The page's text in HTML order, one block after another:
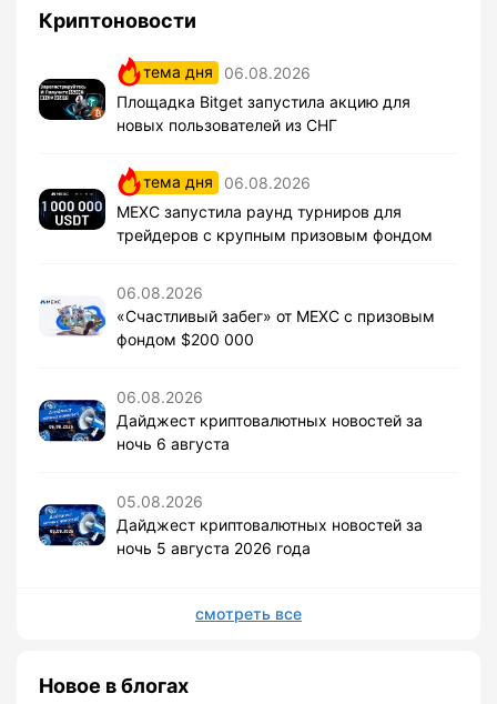
Криптоновости
тема дня
06.08.2026
Площадка Bitget запустила акцию для
новых пользователей из СНГ
тема дня
06.08.2026
MEXC запустила раунд турниров для
трейдеров с крупным призовым фондом
06.08.2026
«Счастливый забег» от MEXC с призовым
фондом $200 000
06.08.2026
Дайджест криптовалютных новостей за
ночь 6 августа
05.08.2026
Дайджест криптовалютных новостей за
ночь 5 августа 2026 года
смотреть все
Новое в блогах